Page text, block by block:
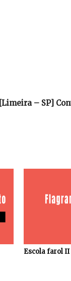
[Limeira – SP]
Escola farol II